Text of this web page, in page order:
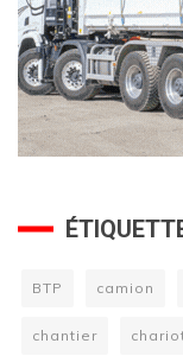
BTP camion
chantier